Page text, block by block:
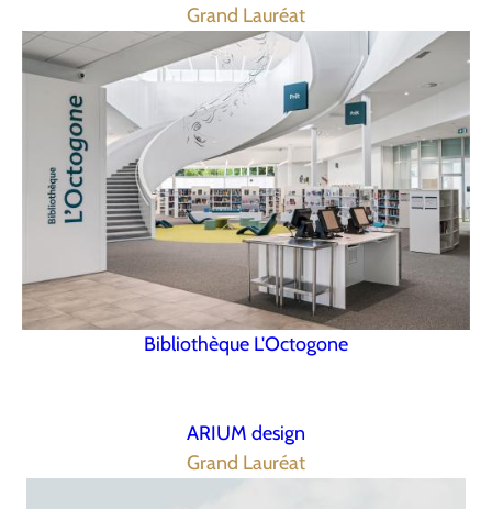
Grand Lauréat
Bibliothèque L'Octogone
ARIUM design
Grand Lauréat